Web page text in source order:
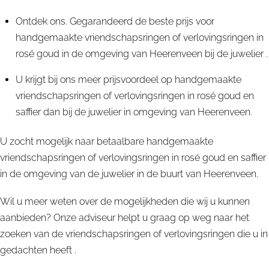
Ontdek ons. Gegarandeerd de beste prijs voor
handgemaakte vriendschapsringen of verlovingsringen in
rosé goud in de omgeving van Heerenveen bij de juwelier .
U krijgt bij ons meer prijsvoordeel op handgemaakte
vriendschapsringen of verlovingsringen in rosé goud en
saffier dan bij de juwelier in omgeving van Heerenveen.
U zocht mogelijk naar betaalbare handgemaakte
vriendschapsringen of verlovingsringen in rosé goud en saffier
in de omgeving van de juwelier in de buurt van Heerenveen.
Wil u meer weten over de mogelijkheden die wij u kunnen
aanbieden? Onze adviseur helpt u graag op weg naar het
zoeken van de vriendschapsringen of verlovingsringen die u in
gedachten heeft .